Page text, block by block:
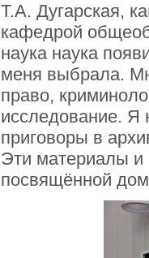
Т.А. Дугарская,
кафедрой
наука наука
меня выбрала.
право,
исследование. Я
приговоры в
Эти материалы и
посвящённой